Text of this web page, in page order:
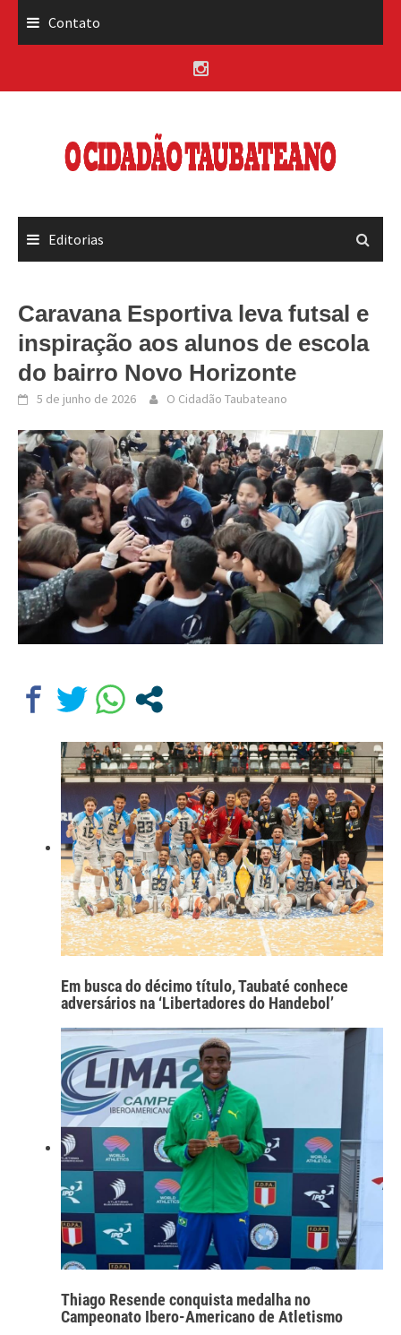
Contato
Editorias
Caravana Esportiva leva futsal e
inspiração aos alunos de escola
do bairro Novo Horizonte
5 de junho de 2026 O Cidadão Taubateano
Em busca do décimo título, Taubaté conhece
adversários na ‘Libertadores do Handebol’
Thiago Resende conquista medalha no
Campeonato Ibero-Americano de Atletismo